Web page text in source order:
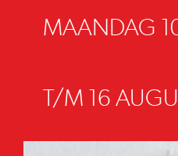
MAANDAG
T/M 16